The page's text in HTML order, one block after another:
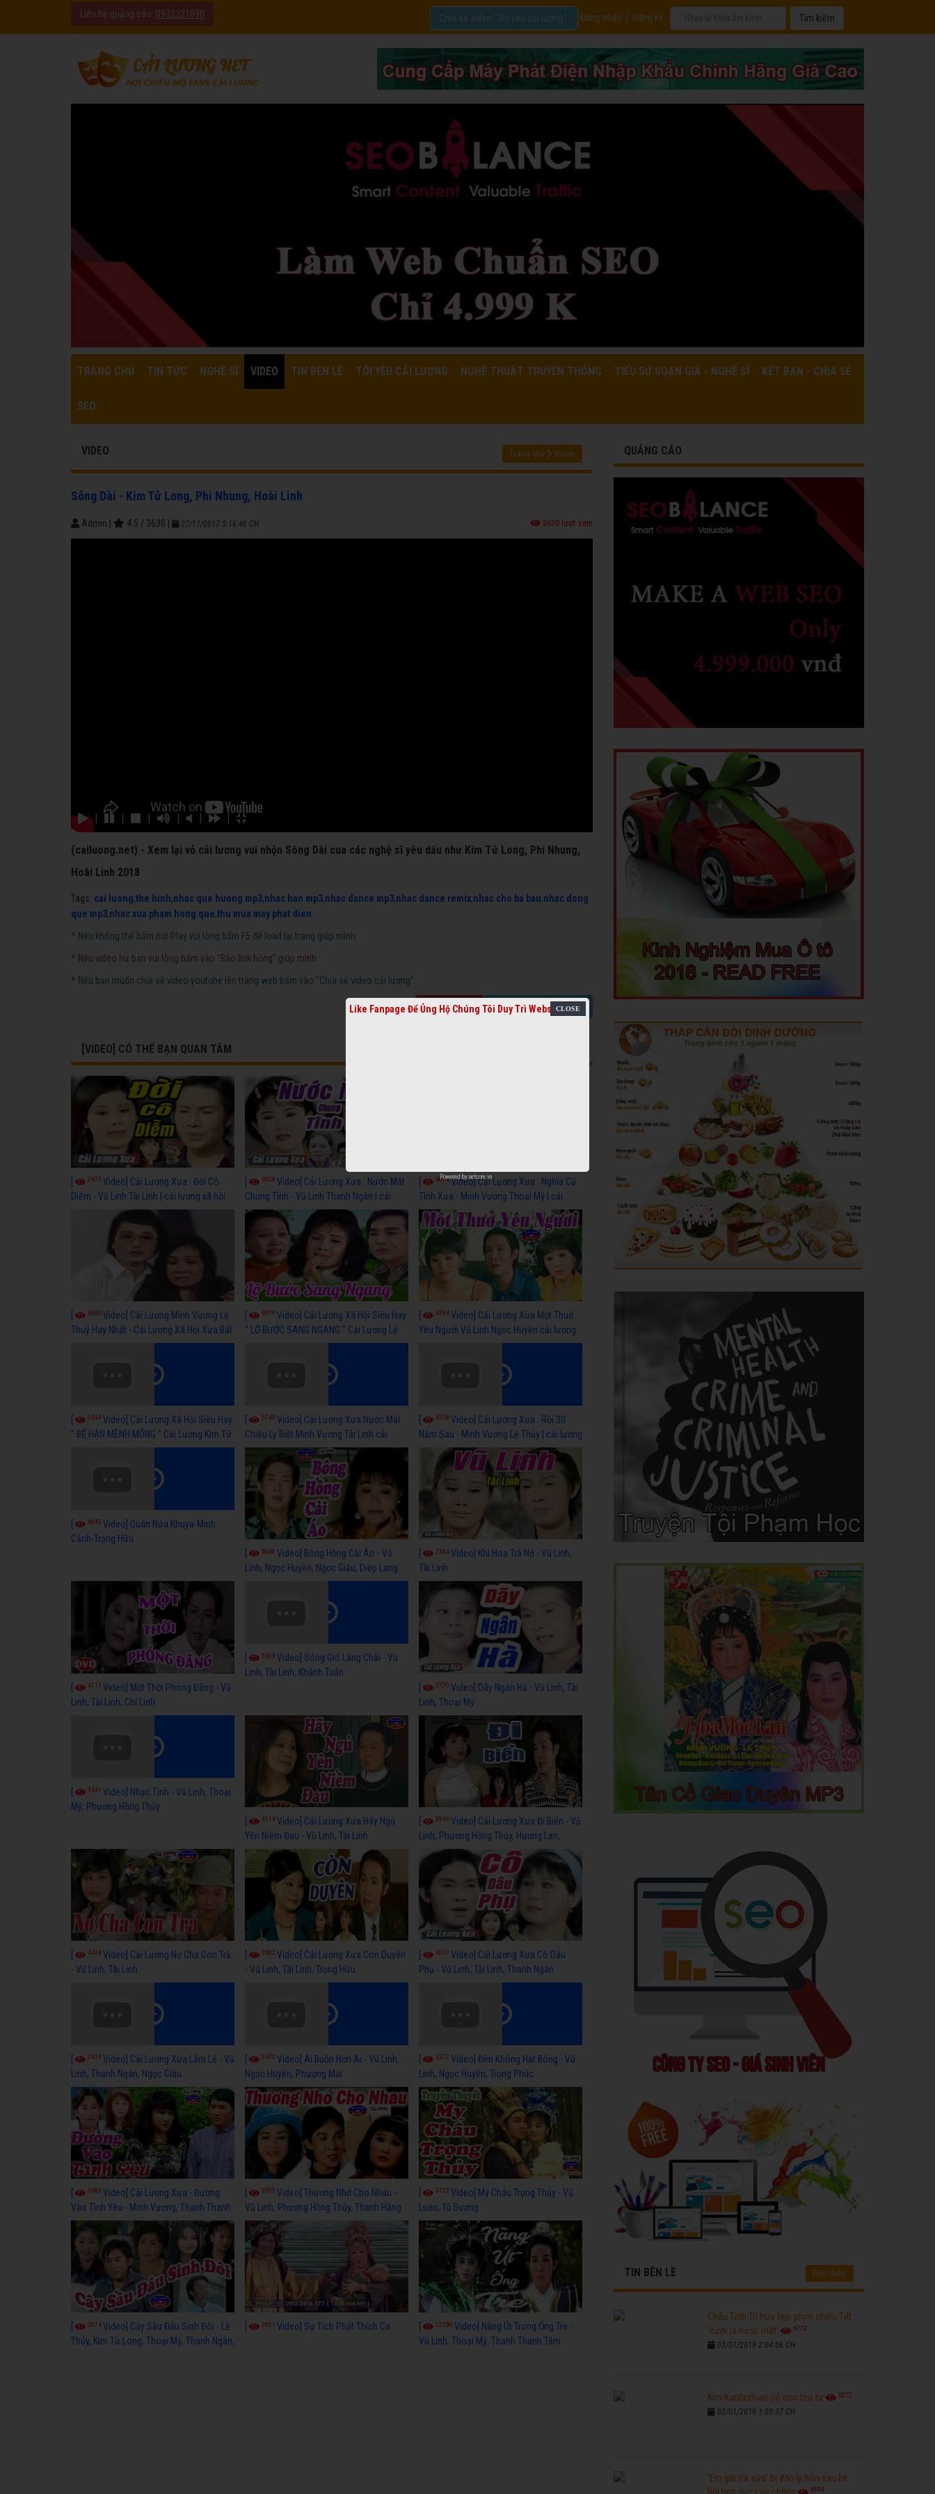
Liên hệ quảng cáo: 0932221090 Đăng nhập Đăng ký
Chia sẻ video "Tôi yêu cải lương".
TRANG CHỦ TIN TỨC NGHỆ SĨ VIDEO TIN BÊN LỀ TÔI YÊU CẢI LƯƠNG NGHỆ THUẬT TRUYỀN THỐNG TIỂU SỬ SOẠN GIẢ - NGHỆ SĨ KẾT BẠN - CHIA SẺ
SEO
VIDEO Trang chủ Video
Sông Dài - Kim Tử Long, Phi Nhung, Hoài Linh
Admin 4.5 / 3630 27/11/2017 5:16:46 CH 3630 lượt xem
| | | | | |
(cailuong.net) - Xem lại vỏ cải lương vui nhộn Sông Dài cua các nghệ sĩ yêu dấu như Kim Tử Long, Phi Nhung,
Hoài Linh 2018
Tags: cai luong,the hinh,nhac que huong mp3,nhac han mp3,nhac dance mp3,nhac dance remix,nhac cho ba bau,nhac dong
que mp3,nhac xua pham hong que,thu mua may phat dien
* Nếu không thể bấm nút Play vui lòng bấm F5 để load lại trang giúp mình.
* Nếu video hư bạn vui lòng bấm vào "Báo link hỏng" giúp mình.
* Nếu bạn muốn chia sẻ video youtube lên trang web bấm vào "Chia sẻ video cải lương".
Báo link chết Chia sẻ video cải lương
[VIDEO] CÓ THỂ BẠN QUAN TÂM
7675 Video] Cải Lương Xưa : Đời Cô
Diễm - Vũ Linh Tài Linh | cải lương xã hội
6928 Video] Cải Lương Xưa : Nước Mắt
Chung Tình - Vũ Linh Thanh Ngân | cải
lương xã hội hay nhất
6074Video] Cải Lương Xưa : Nghĩa Cũ
Tình Xưa - Minh Vương Thoại Mỹ | cải
lương xã hội hay nhất
6690 Video] Cải Lương Minh Vương Lệ
Thuỷ Hay Nhất - Cải Lương Xã Hội Xưa Bất
6979 Video] Cải Lương Xã Hội Siêu Hay
" LỠ BƯỚC SANG NGANG " Cải Lương Lệ
Thuỷ, Thanh Tuấn, Hồng Nga
6394Video] Cải Lương Xưa Một Thuở
Yêu Người Vũ Linh Ngọc Huyền cải lương
5464Video] Cải Lương Xã Hội Siêu Hay
" BỂ HẬN MÊNH MÔNG " Cải Lương Kim Tử
Long, Thanh Ngân Hay Nhất
5740 Video] Cải Lương Xưa Nước Mắt
Chiều Ly Biệt Minh Vương Tài Linh cải
lương xã hội hay nhất
6328 Video] Cải Lương Xưa : Rồi 30
Năm Sau - Minh Vương Lệ Thủy | cải lương
xã hội hay nhất
6043 Video] Quán Nửa Khuya-Minh
Cảnh-Trọng Hữu
9060 Video] Bông Hồng Cài Áo - Vũ
Linh, Ngọc Huyền, Ngọc Giàu, Diệp Lang
7354Video] Khi Hoa Trà Nở - Vũ Linh,
Tài Linh
4111 Video] Một Thời Phóng Đãng - Vũ
Linh, Tài Linh, Chí Linh
3659 Video] Sóng Gió Làng Chài - Vũ
Linh, Tài Linh, Khánh Tuấn
3770 Video] Dãy Ngân Hà - Vũ Linh, Tài
Linh, Thoại Mỹ
3441 Video] Nhạc Tình - Vũ Linh, Thoại
Mỹ, Phương Hồng Thủy
4114Video] Cải Lương Xưa Hãy Ngủ
Yên Niềm Đau - Vũ Linh, Tài Linh
3966Video] Cải Lương Xưa Đi Biển - Vũ
Linh, Phương Hồng Thủy, Hương Lan,
Thanh Hằng
4434Video] Cải Lương Nợ Cha Con Trả
- Vũ Linh, Tài Linh
3602 Video] Cải Lương Xưa Còn Duyên
- Vũ Linh, Tài Linh, Trọng Hữu
4017 Video] Cải Lương Xưa Cô Dâu
Phụ - Vũ Linh, Tài Linh, Thanh Ngân
2614Video] Cải Lương Xưa Làm Lẽ - Vũ
Linh, Thanh Ngân, Ngọc Giàu
3470 Video] Ai Buồn Hơn Ai - Vũ Linh,
Ngọc Huyền, Phượng Mai
3372 Video] Đèn Không Hắt Bóng - Vũ
Linh, Ngọc Huyền, Trọng Phúc
3680 Video] Cải Lương Xưa - Đường
Vào Tình Yêu - Minh Vương, Thanh Thanh
Tâm, Kim Tử Long, Thoại Mỹ, Thanh Ngân
3505 Video] Thương Nhớ Cho Nhau -
Vũ Linh, Phương Hồng Thủy, Thanh Hằng
3722 Video] Mỹ Châu Trọng Thủy - Vũ
Luân, Tú Sương
3874Video] Cây Sầu Đâu Sinh Đôi - Lệ
Thủy, Kim Tử Long, Thoại Mỹ, Thanh Ngân,
3951 Video] Sự Tích Phật Thích Ca 12190 Video] Nàng Út Trong Ống Tre -
Vũ Linh, Thoại Mỹ, Thanh Thanh Tâm
QUẢNG CÁO
TIN BÊN LỀ Đọc thêm
Châu Tinh Trì hứa hẹn phim chiếu Tết
'cười ra nước mắt'
6772
03/01/2019 2:04:06 CH
Kim Kardashian có con thứ tư 6272
03/01/2019 1:03:37 CH
'Em gái trà sữa' bị đồn ly hôn sau bê
6594
Like Fanpage Để Ủng Hộ Chúng Tôi Duy Trì Website
Powered by netcore.vn